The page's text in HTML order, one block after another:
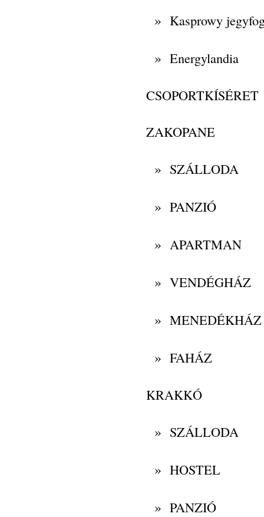
» Kasprowy
» Energylandia
CSOPORTKÍSÉRET
ZAKOPANE
» SZÁLLODA
» PANZIÓ
» APARTMAN
» VENDÉGHÁZ
» MENEDÉKHÁZ
» FAHÁZ
KRAKKÓ
» SZÁLLODA
» HOSTEL
» PANZIÓ